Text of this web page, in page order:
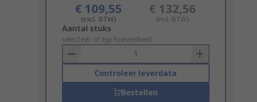
€ 109,55
(excl. BTW)
€ 132,56
(incl. BTW)
Add
to
Basket
Aantal stuks
selecteer of typ hoeveelheid
Controleer leverdata
Bestellen